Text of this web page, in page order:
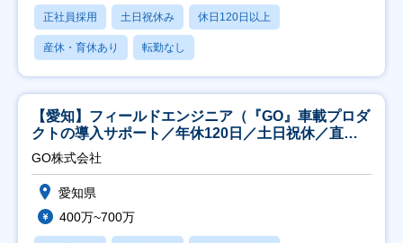
正社員採用 土日祝休み 休日120日以上
産休・育休あり 転勤なし
【愛知】フィールドエンジニア（『GO』車載プロダ
クトの導入サポート／年休120日／土日祝休／直行
直帰
GO株式会社
愛知県
400万~700万